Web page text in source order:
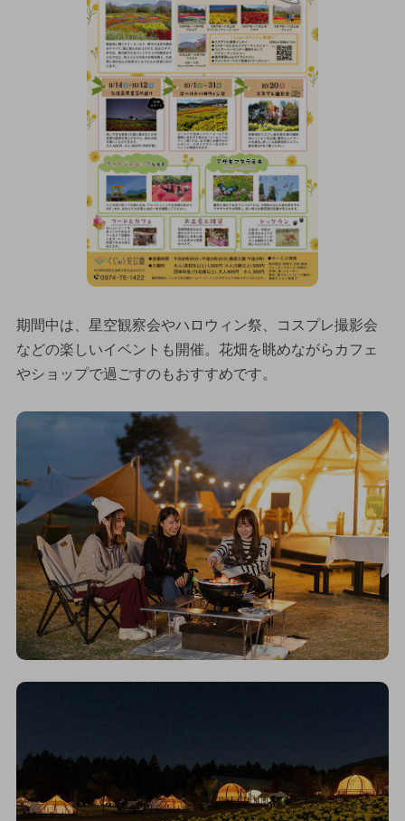
期間中は、星空観察会やハロウィン祭、コスプレ撮影会
などの楽しいイベントも開催。花畑を眺めながらカフェ
やショップで過ごすのもおすすめです。